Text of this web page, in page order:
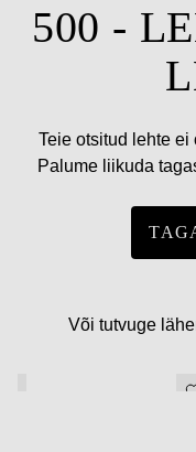
500 -
Teie otsitud lehte
Palume liikuda
Või tutvuge